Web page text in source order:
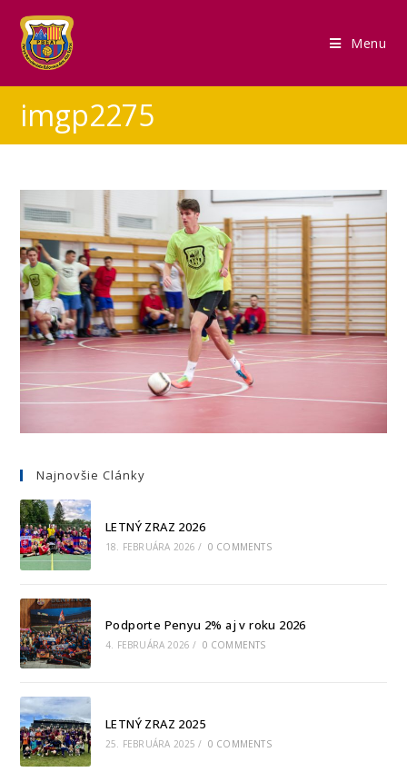
Menu
imgp2275
Najnovšie Clánky
LETNÝ ZRAZ 2026
18. FEBRUÁRA 2026 / 0 COMMENTS
Podporte Penyu 2% aj v roku 2026
4. FEBRUÁRA 2026 / 0 COMMENTS
LETNÝ ZRAZ 2025
25. FEBRUÁRA 2025 / 0 COMMENTS